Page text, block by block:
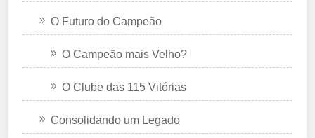
O Futuro do Campeão
O Campeão mais Velho?
O Clube das 115 Vitórias
Consolidando um Legado